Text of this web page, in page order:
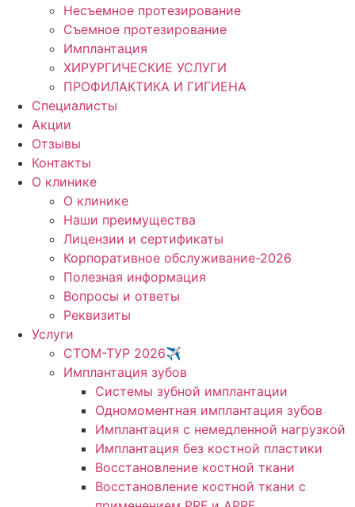
Несъемное протезирование
Съемное протезирование
Имплантация
ХИРУРГИЧЕСКИЕ УСЛУГИ
ПРОФИЛАКТИКА И ГИГИЕНА
Специалисты
Акции
Отзывы
Контакты
О клинике
О клинике
Наши преимущества
Лицензии и сертификаты
Корпоративное обслуживание-2026
Полезная информация
Вопросы и ответы
Реквизиты
Услуги
СТОМ-ТУР 2026✈️
Имплантация зубов
Системы зубной имплантации
Одномоментная имплантация зубов
Имплантация с немедленной нагрузкой
Имплантация без костной пластики
Восстановление костной ткани
Восстановление костной ткани с